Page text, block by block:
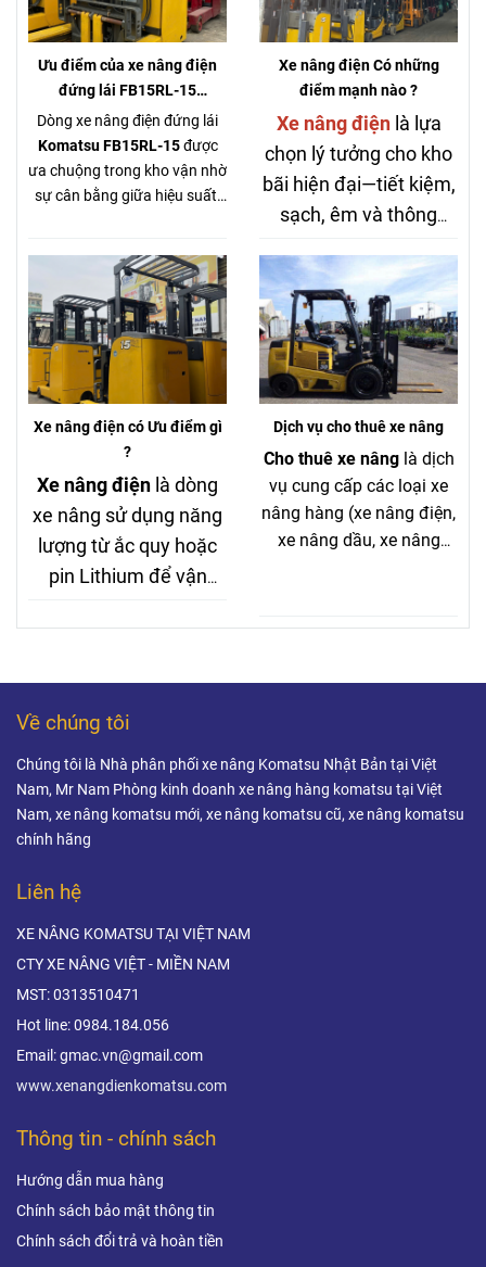
bán của xe nâng điện đứng
lái komatsu
Ưu điểm của xe nâng điện
đứng lái FB15RL-15
KOMATSU
Dòng xe nâng điện đứng lái
Komatsu FB15RL-15được
ưa chuộng trong kho vận nhờ
sự cân bằng giữa hiệu suất,
bền, hoạt động ổn định lâu
dài, đặc biệt với xe nhập Nhật
bãi vẫn giữ chất lượng tốt.
Xe nâng điện Có những
điểm mạnh nào ?
Xe nâng điệnlà lựa
chọn lý tưởng cho kho
bãi hiện đại—tiết kiệm,
sạch, êm và thông
hướng tới vận hành lâu
dài và tối ưu chi phí,
đây gần như là “chuẩn
mới” thay thế xe nâng
dầu trong nhiều ngành.
Xe nâng điện có Ưu điểm gì
?
Xe nâng điện là dòng
xe nâng sử dụng năng
lượng từ ắc quy hoặc
pin Lithium để vận
đại, được sử dụng rộng
rãi trong kho hàng, nhà
máy, nhà xưởng và
ngành logistics.
Dịch vụ cho thuê xe nâng
Cho thuê xe nânglà dịch
vụ cung cấp các loại xe
nâng hàng (xe nâng điện,
xe nâng dầu, xe nâng
Về chúng tôi
Chúng tôi là Nhà phân phối xe nâng Komatsu Nhật Bản tại Việt
Nam, Mr Nam Phòng kinh doanh xe nâng hàng komatsu tại Việt
Nam, xe nâng komatsu mới, xe nâng komatsu cũ, xe nâng komatsu
chính hãng
Liên hệ
XE NÂNG KOMATSU TẠI VIỆT NAM
CTY XE NÂNG VIỆT - MIỀN NAM
MST: 0313510471
Hot line: 0984.184.056
Email: gmac.vn@gmail.com
www.xenangdienkomatsu.com
Thông tin - chính sách
Hướng dẫn mua hàng
Chính sách bảo mật thông tin
Chính sách đổi trả và hoàn tiền